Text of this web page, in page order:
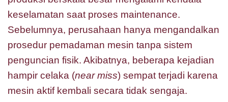
keselamatan saat proses maintenance.
Sebelumnya, perusahaan hanya mengandalkan
prosedur pemadaman mesin tanpa sistem
penguncian fisik. Akibatnya, beberapa kejadian
hampir celaka (near miss) sempat terjadi karena
mesin aktif kembali secara tidak sengaja.